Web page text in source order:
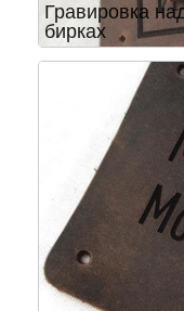
Гравировка
бирках